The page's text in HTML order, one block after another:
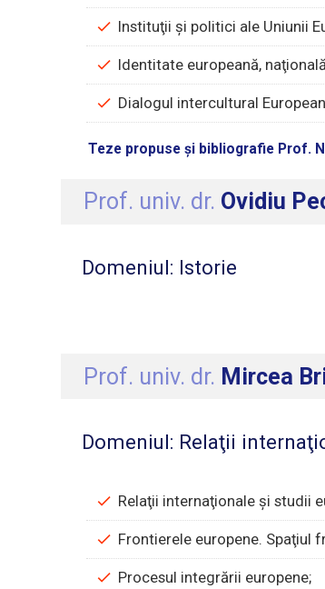
Instituţii şi politici ale Uniunii
Identitate europeană,
Dialogul intercultural
Teze propuse și bibliografie Prof.
Prof. univ. dr. Ovidiu
Domeniul: Istorie
Prof. univ. dr. Mircea
Domeniul: Relaţii
Relaţii internaţionale şi studii
Frontierele europene. Spaţiul
Procesul integrării europene;